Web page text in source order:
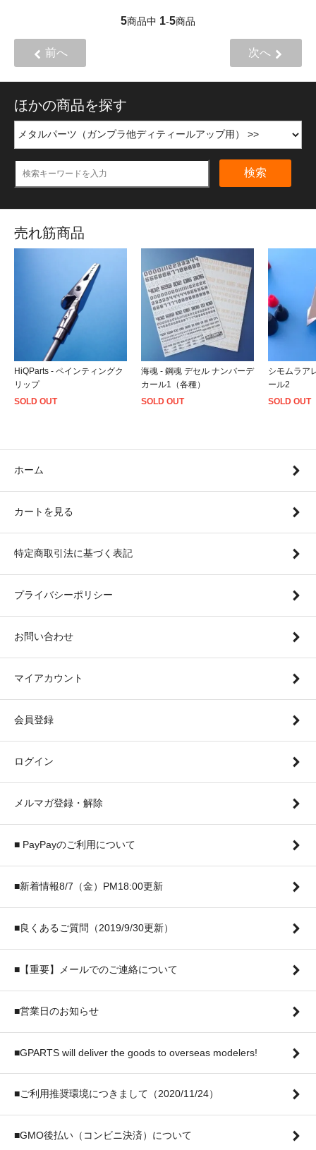
5商品中 1-5商品
前へ 次へ
ほかの商品を探す
検索
売れ筋商品
HiQParts - ペインティングク
リップ
SOLD OUT
海魂 - 鋼魂 デセル ナンバーデ
カール1（各種）
SOLD OUT
シモムラア
ール2
SOLD OUT
ホーム
カートを見る
特定商取引法に基づく表記
プライバシーポリシー
お問い合わせ
マイアカウント
会員登録
ログイン
メルマガ登録・解除
■ PayPayのご利用について
■新着情報8/7（金）PM18:00更新
■良くあるご質問（2019/9/30更新）
■【重要】メールでのご連絡について
■営業日のお知らせ
■GPARTS will deliver the goods to overseas modelers!
■ご利用推奨環境につきまして（2020/11/24）
■GMO後払い（コンビニ決済）について